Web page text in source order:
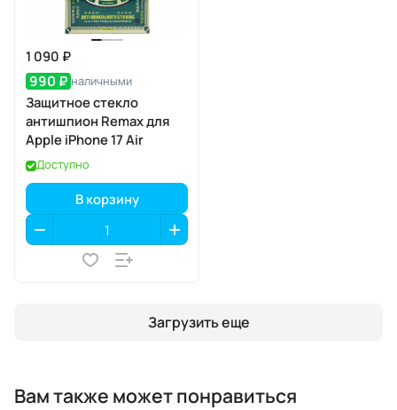
1 090 ₽
990 ₽ наличными
Защитное стекло
антишпион Remax для
Apple iPhone 17 Air
Доступно
В корзину
Загрузить еще
Вам также может понравиться